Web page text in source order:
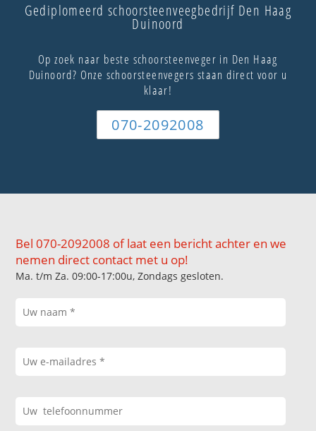
Gediplomeerd schoorsteenveegbedrijf Den Haag
Duinoord
Op zoek naar beste schoorsteenveger in Den Haag
Duinoord? Onze schoorsteenvegers staan direct voor u
klaar!
070-2092008
Bel 070-2092008 of laat een bericht achter en we
nemen direct contact met u op!
Ma. t/m Za. 09:00-17:00u, Zondags gesloten.